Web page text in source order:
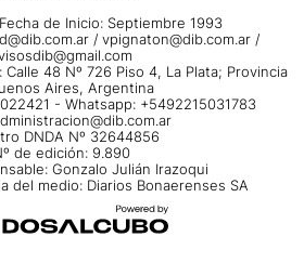
de Inicio: Septiembre 1993
/ vpignaton@dib.com.ar /
48 Nº 726 Piso 4, La Plata; Provincia
Aires, Argentina
- Whatsapp: +5492215031783
DNDA Nº 32644856
de edición: 9.890
Gonzalo Julián Irazoqui
del medio: Diarios Bonaerenses SA